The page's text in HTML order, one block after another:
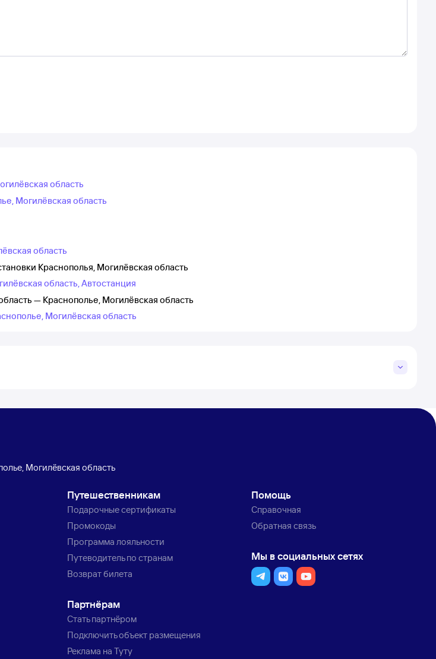
область
Могилёвская область
область
Краснополья, Могилёвская область
область, Автостанция
— Краснополье, Могилёвская область
Могилёвская область
Могилёвская область
Путешественникам
Подарочные сертификаты
Промокоды
Программа лояльности
Путеводитель по странам
Возврат билета
Партнёрам
Стать партнёром
Подключить объект размещения
Реклама на Туту
Помощь
Справочная
Обратная связь
Мы в социальных сетях